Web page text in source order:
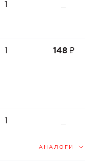
1 —
1 148 ₽
1 —
АНАЛОГИ